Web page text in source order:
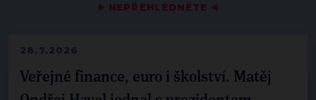
▶ NEPŘEHLÉDNĚTE ◀
28.7.2026
Veřejné finance, euro i školství. Matěj